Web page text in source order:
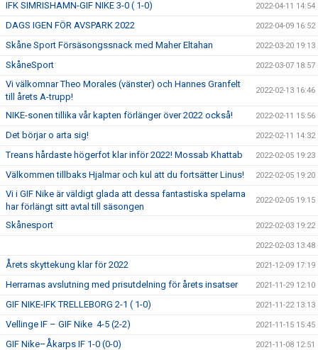
IFK SIMRISHAMN-GIF NIKE 3-0 ( 1-0) 2022-04-11 14:54
DAGS IGEN FÖR AVSPARK 2022 2022-04-09 16:52
Skåne Sport Försäsongssnack med Maher Eltahan 2022-03-20 19:13
SkåneSport 2022-03-07 18:57
Vi välkomnar Theo Morales (vänster) och Hannes Granfelt
till årets A-trupp!
2022-02-13 16:46
NIKE-sonen tillika vår kapten förlänger över 2022 också! 2022-02-11 15:56
Det börjar o arta sig! 2022-02-11 14:32
Treans hårdaste högerfot klar inför 2022! Mossab Khattab 2022-02-05 19:23
Välkommen tillbaks Hjalmar och kul att du fortsätter Linus! 2022-02-05 19:20
Vi i GIF Nike är väldigt glada att dessa fantastiska spelarna
har förlängt sitt avtal till säsongen
2022-02-05 19:15
Skånesport 2022-02-03 19:22
2022-02-03 13:48
Årets skyttekung klar för 2022 2021-12-09 17:19
Herrarnas avslutning med prisutdelning för årets insatser 2021-11-29 12:10
GIF NIKE-IFK TRELLEBORG 2-1 ( 1-0) 2021-11-22 13:13
Vellinge IF – GIF Nike 4-5 (2-2) 2021-11-15 15:45
GIF Nike–Åkarps IF 1-0 (0-0) 2021-11-08 12:51